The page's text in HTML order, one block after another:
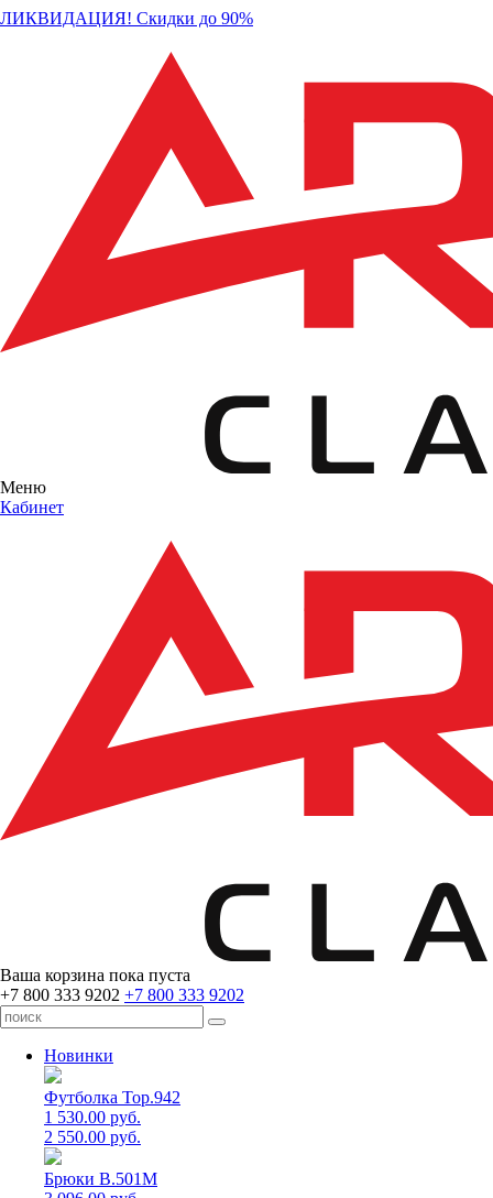
ЛИКВИДАЦИЯ! Скидки до 90%
Меню
Кабинет
Ваша корзина пока пуста
+7 800 333 9202 +7 800 333 9202
Новинки
Футболка Top.942
1 530.00 руб.
2 550.00 руб.
Брюки B.501M